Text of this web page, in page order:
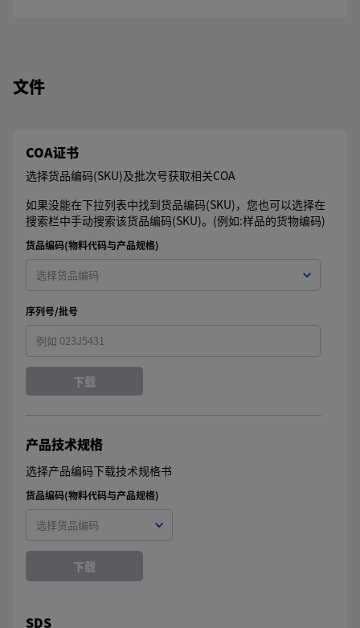
文件
COA证书
选择货品编码(SKU)及批次号获取相关COA
如果没能在下拉列表中找到货品编码(SKU)，您也可以选择在
搜索栏中手动搜索该货品编码(SKU)。(例如:样品的货物编码)
货品编码(物料代码与产品规格)
序列号/批号
下载
产品技术规格
选择产品编码下载技术规格书
货品编码(物料代码与产品规格)
下载
SDS